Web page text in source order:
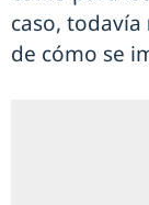
caso, todavía
de cómo se